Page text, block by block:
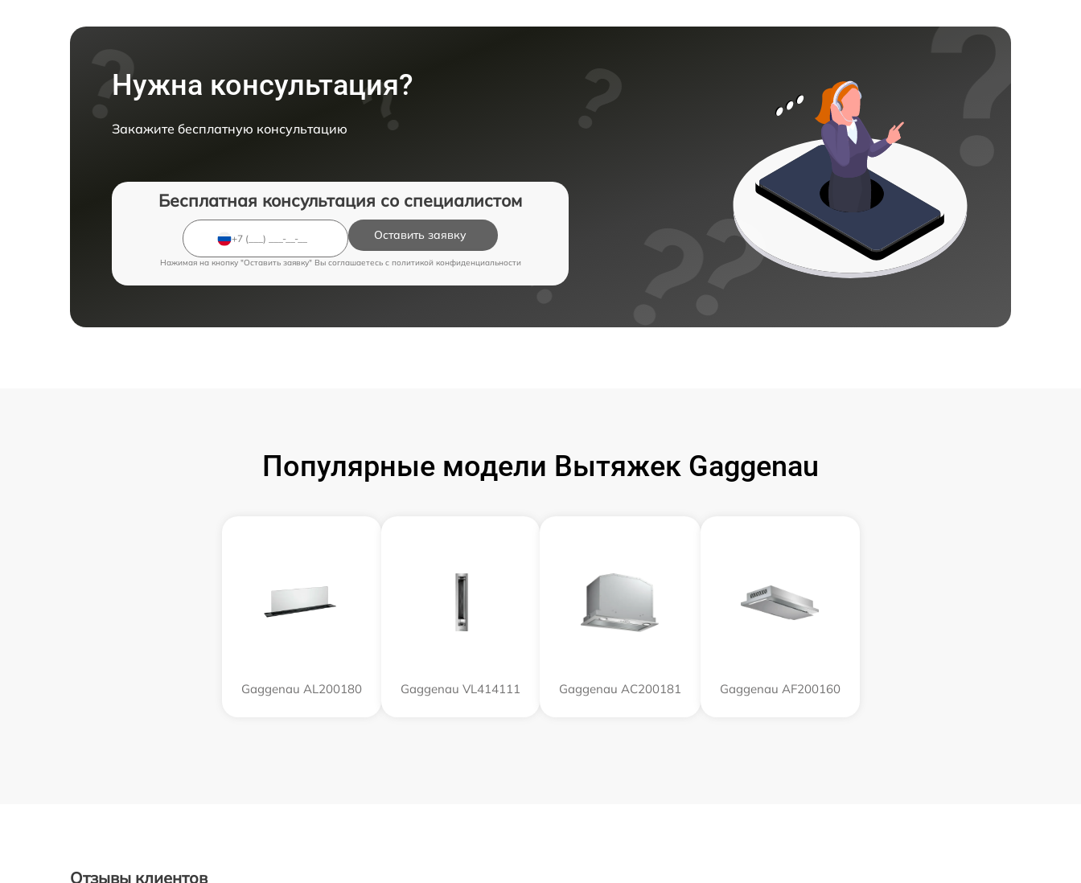
Нужна консультация?
Закажите бесплатную консультацию
Бесплатная консультация со специалистом
Оставить заявку
Нажимая на кнопку "Оставить заявку" Вы соглашаетесь c политикой конфиденциальности
Популярные модели Вытяжек Gaggenau
Gaggenau AL200180 Gaggenau VL414111 Gaggenau AC200181 Gaggenau AF200160
Отзывы клиентов